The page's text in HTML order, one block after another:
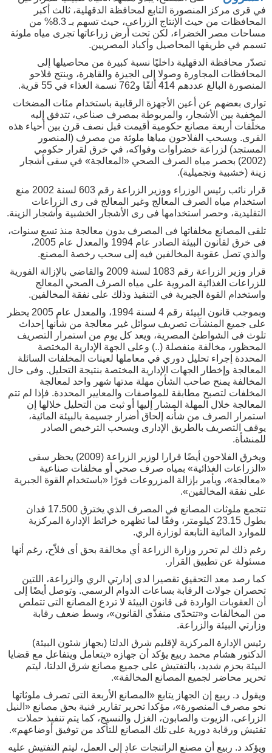
في قرى مركز المنصورة التابع لمحافظة الدقهلية، ثالث أكبر
المحافظات من حيث الإنتاج الزراعي، حيث تسهم بـ 8.3% من
مساحات مصر الخضراء، لكن تحت أرض زراعاتها تجرى مياه ملوثة
تسمم في طريقها المحاصيل وأكباد المصريين.
تصدّر محافظة الدقهلية داخليًا نسبة كبيرة من محاصيلها إلى
المحافظات المجاورة وصولا إلى الجيزة والقاهرة، وينتج فلاحو
المنصورة البالغ عددهم 414 ألفًا و762 نسمة الغذاء في 55 قرية.
توارى بعضهم عن أعين الأجهزة الرقابية باستخدام مئات المضخات
المخفية بين الأشجار، والمربوطة بمصرف صناعي، تتدفق إليه
مخلّفات أربعة مصانع حكومية أقيمت قبل نصف قرن بين أحياء هذه
القرى. ويسحب الفلاحون مياها ملوثة من مصرف (المنصور
المستجد) لزراعة خضراوات وفواكه، في خرق لقرار حكومي
(2002) بحصر مياه الصرف الصحي «المعالجة» في سقى أشجار
زينة (خشبية وتجميلية).
قرار نائب رئيس الوزراء ووزير الزراعة رقم 603 لسنة 2002 منع
استخدام مياه الصرف المعالج وغير المعالج فى رى الزراعات
التقليدية، وحصر استخدامها فى رى الأشجار الخشبية وأشجار الزينة.
تلقى المصانع مخلفاتها فى المصرف بدون معالجة منذ تسع سنوات،
فى خرق لقانون البيئة الصادر عام 1994 والمعدل عام 2005،
والذي تصل عقوبة المخالفين فيه إلى سحب رخصة المصنع.
قرار وزير الزراعة رقم 1083 لسنة 2009 والقاضي بالإزالة الفورية
للزراعات الغذائية المروية على مياه الصرف الصحي المعالج
واستخدام القوة الجبرية في التنفيذ وذلك على نفقة المخالفين.
وبموجب قانون البيئة رقم 4 لسنة 1994، والمعدل عام 2005 يحظر
على جميع المنشآت تصريف سوائل غير معالجة من شأنها إحداث
تلوث فى الشواطئ المصرية، ويعد كل يوم من استمرار التصريف
المحظور، مخالفة منفصلة (..) وعلى الجهة الإدارية المختصة
المحددة إجراء تحليل دوري في معاملها لعينات المخلفات السائلة
المعالجة وإخطار الجهات الإدارية المختصة بنتيجة التحليل. وفى حال
المخالفة يمنح صاحب الشأن مهلة مدتها شهر واحد لمعالجة
المخلفات لتصبح مطابقة للمواصفات والمعايير المحددة. فإذا لم تتم
المعالجة خلال المهلة المشار إليها أو ثبت من التحليل خلالها إن
استمرار الصرف من شأنه إلحاق أضرار جسيمة بالبيئة المائية،
يوقف التصريف بالطريق الإدارى ويسحب الترخيص الصادر
للمنشأة.
ويخرق الفلاحون أيضًا قرارا لوزير الزراعة (2009) يحظر سقى
«الزراعات الغذائية» بمياه صرف صحي أو مخلفات صناعية
«معالجة»، ويأمر بإزالة المزروعات فورًا «باستخدام القوة الجبرية
على نفقة المخالفين».
تتجمع ملوثات المصانع في المصرف الذي يخترق 17.500 فدان
بطول 23.15 كيلومتر، وفقًا لما تظهره خرائط الإدارة المركزية
للموارد المائية التابعة لوزارة الري.
رغم ذلك لم تحرر وزارة الزراعة أي مخالفة بحق أى فلاّح، رغم أنها
مسئولة عن تطبيق القرار.
كما رصد معد التحقيق تقصيرا لدى إدارتي الري والزراعة، اللتين
تحصران جولات الرقابة بساعات الدوام الرسمي. وتوصل أيضًا إلى
أن العقوبات الواردة فى قانون البيئة لا تردع المصانع التى تتملص
من المخالفات و«تتحدّى منفذّي القانون»، وسط ضعف رقابة
وزارتي البيئة والزراعة.
رئيس الإدارة المركزية لإقليم شرق الدلتا (بجهاز شئون البيئة)
الدكتور هشام محمد ربيع يؤكد أن جهازه «يتعامل ويتفاعل مع قضايا
البيئة بحزم شديد، بالتفتيش على جميع مصانع شرق الدلتا، ليتم
تحرير محاضر لجميع المصانع المخالفة».
ويقول د. ربيع إن الجهاز يتابع «المصانع الأربعة التى تصرف ملوثاتها
نحو مصرف المنصورة»، مؤكدا تحرير تقارير فنية بحق مصانع «النيل
الزراعى، الزيوت والصابون، الغزل والنسيج، كما يتم تنفيذ حملات
تفتيش ورقابة دورية على تلك المصانع للتأكد من توفيق أوضاعهم».
ويؤكد د. ربيع أن مصنع الراتنجات عاد إلى العمل، ليتم التفتيش عليه